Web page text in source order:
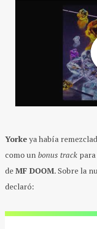
Yorkeya había
como unbonus track para
deMF DOOM. Sobre la
declaró: